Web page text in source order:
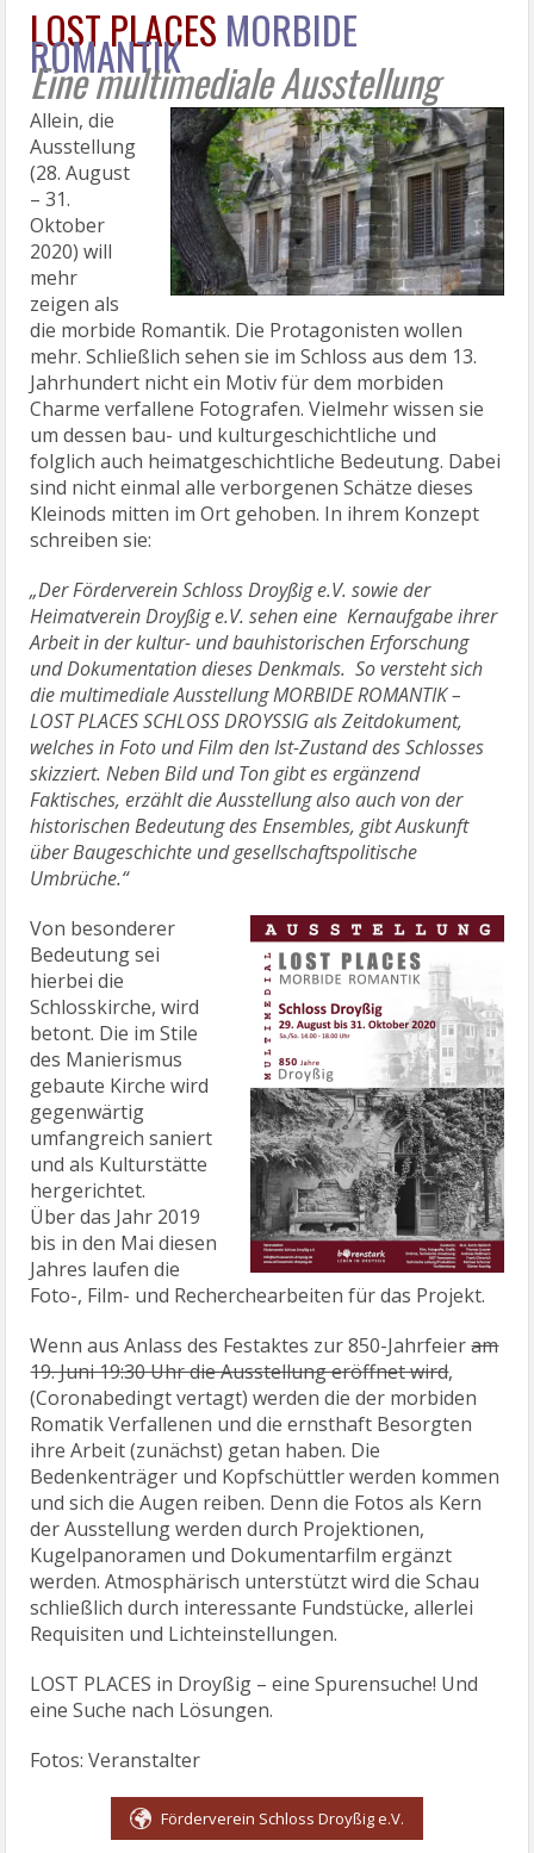
LOST PLACES MORBIDE
ROMANTIK
Eine multimediale Ausstellung
Allein, die
Ausstellung
(28. August
– 31.
Oktober
2020) will
mehr
zeigen als
die morbide Romantik. Die Protagonisten wollen
mehr. Schließlich sehen sie im Schloss aus dem 13.
Jahrhundert nicht ein Motiv für dem morbiden
Charme verfallene Fotografen. Vielmehr wissen sie
um dessen bau- und kulturgeschichtliche und
folglich auch heimatgeschichtliche Bedeutung. Dabei
sind nicht einmal alle verborgenen Schätze dieses
Kleinods mitten im Ort gehoben. In ihrem Konzept
schreiben sie:
„Der Förderverein Schloss Droyßig e.V. sowie der
Heimatverein Droyßig e.V. sehen eine Kernaufgabe ihrer
Arbeit in der kultur- und bauhistorischen Erforschung
und Dokumentation dieses Denkmals. So versteht sich
die multimediale Ausstellung MORBIDE ROMANTIK –
LOST PLACES SCHLOSS DROYSSIG als Zeitdokument,
welches in Foto und Film den Ist-Zustand des Schlosses
skizziert. Neben Bild und Ton gibt es ergänzend
Faktisches, erzählt die Ausstellung also auch von der
historischen Bedeutung des Ensembles, gibt Auskunft
über Baugeschichte und gesellschaftspolitische
Umbrüche.“
Von besonderer
Bedeutung sei
hierbei die
Schlosskirche, wird
betont. Die im Stile
des Manierismus
gebaute Kirche wird
gegenwärtig
umfangreich saniert
und als Kulturstätte
hergerichtet.
Über das Jahr 2019
bis in den Mai diesen
Jahres laufen die
Foto-, Film- und Recherchearbeiten für das Projekt.
Wenn aus Anlass des Festaktes zur 850-Jahrfeieram
19. Juni 19:30 Uhr die Ausstellung eröffnet wird,
(Coronabedingt vertagt) werden die der morbiden
Romatik Verfallenen und die ernsthaft Besorgten
ihre Arbeit (zunächst) getan haben. Die
Bedenkenträger und Kopfschüttler werden kommen
und sich die Augen reiben. Denn die Fotos als Kern
der Ausstellung werden durch Projektionen,
Kugelpanoramen und Dokumentarfilm ergänzt
werden. Atmosphärisch unterstützt wird die Schau
schließlich durch interessante Fundstücke, allerlei
Requisiten und Lichteinstellungen.
LOST PLACES in Droyßig – eine Spurensuche! Und
eine Suche nach Lösungen.
Fotos: Veranstalter
Förderverein Schloss Droyßig e.V.